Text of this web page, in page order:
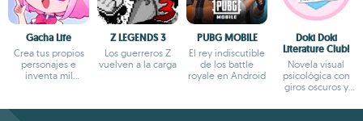
Gacha Life
Crea tus propios
personajes e
inventa mil
Z LEGENDS 3
Los guerreros Z
vuelven a la carga
PUBG MOBILE
El rey indiscutible
de los battle
royale en Android
Doki Doki
Literature Club!
Novela visual
psicológica con
giros oscuros y